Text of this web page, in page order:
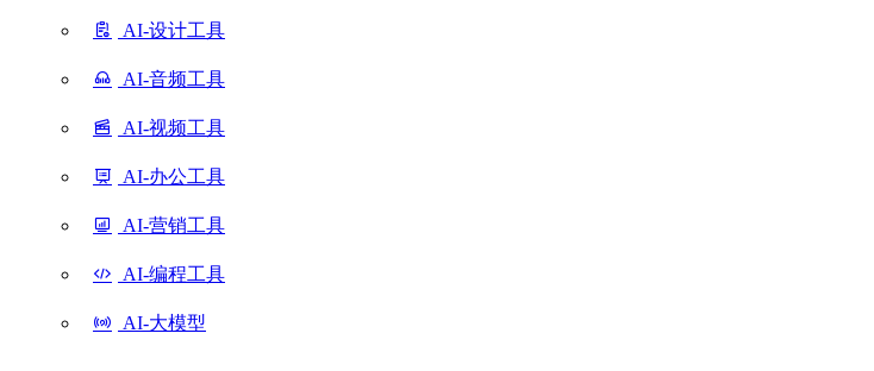
AI-设计工具
AI-音频工具
AI-视频工具
AI-办公工具
AI-营销工具
AI-编程工具
AI-大模型